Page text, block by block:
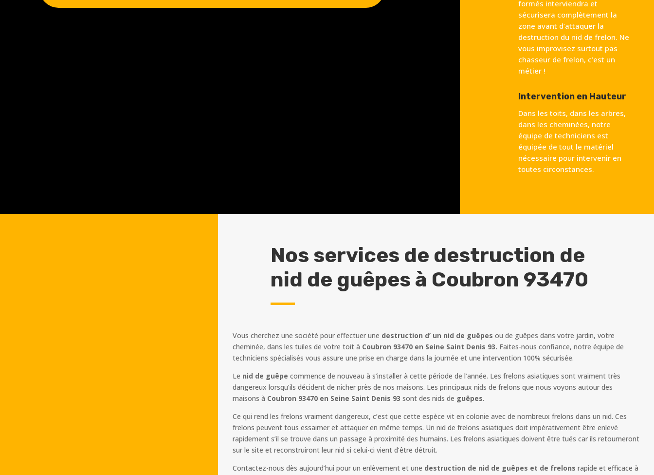
formés interviendra et
sécurisera complètement la
zone avant d’attaquer la
destruction du nid de frelon. Ne
vous improvisez surtout pas
chasseur de frelon, c’est un
métier !
Intervention en Hauteur
Dans les toits, dans les arbres,
dans les cheminées, notre
équipe de techniciens est
équipée de tout le matériel
nécessaire pour intervenir en
toutes circonstances.
Nos services de destruction de
nid de guêpes à Coubron 93470
Vous cherchez une société pour effectuer une destruction d’ un nid de guêpes ou de guêpes dans votre jardin, votre
cheminée, dans les tuiles de votre toit à Coubron 93470 en Seine Saint Denis 93. Faites-nous confiance, notre équipe de
techniciens spécialisés vous assure une prise en charge dans la journée et une intervention 100% sécurisée.
Le nid de guêpe commence de nouveau à s’installer à cette période de l’année. Les frelons asiatiques sont vraiment très
dangereux lorsqu’ils décident de nicher près de nos maisons. Les principaux nids de frelons que nous voyons autour des
maisons à Coubron 93470 en Seine Saint Denis 93 sont des nids de guêpes.
Ce qui rend les frelons vraiment dangereux, c’est que cette espèce vit en colonie avec de nombreux frelons dans un nid. Ces
frelons peuvent tous essaimer et attaquer en même temps. Un nid de frelons asiatiques doit impérativement être enlevé
rapidement s’il se trouve dans un passage à proximité des humains. Les frelons asiatiques doivent être tués car ils retourneront
sur le site et reconstruiront leur nid si celui-ci vient d’être détruit.
Contactez-nous dès aujourd’hui pour un enlèvement et une destruction de nid de guêpes et de frelons rapide et efficace à